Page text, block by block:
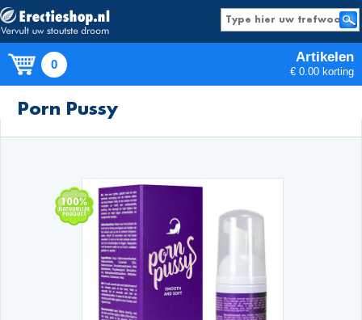
0 Artikelen
€ 0.00 korting
Porn Pussy